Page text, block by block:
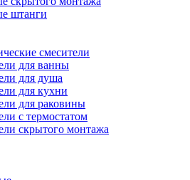
штанги
смесители
для ванны
для душа
для кухни
для раковины
с термостатом
скрытого монтажа